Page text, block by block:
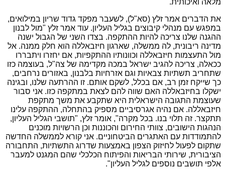
מלאה ואיכותית.
את הדברים אמר זלץ (סא"ל), לשעבר מפקד גדוד שריון במילואים,
במפגש עם מנהלי קיבוצים בגליל העליון. עוד אמר זלץ "מול לבנון
ההגנה שלנו צריכה להיות ההתקפה. בצדו השני של הגבול ישנה
מדינה ריבונית, לה ממשלה, שארגון חיזבאללה הוא חלק ממנה. אל
מול התעצמות חיזבאללה וכוונותיו ההתקפיות, אם יחזרו ויתבררו
ככאלה, צריכה להגיב ישראל במכה מקדימה של צה"ל, בעוצמה כזו
שתחריב תשתיות צבאיות וגם אזרחיות בלבנון, באזורים נרחבים,
כך שייקח זמן רב, אם בכלל, לשקם אותם. זו ההרתעה שלנו, ובגינה
ישקלו בחיזבאללה האם שווה להם לצאת במתקפה כזו. אני סבור
שעוצמת התגובה הישראלית היא שתקבע את משך מתקפת
חיזבאללה. אם נהיה אגרסיביים מספיק בהתחלה, ההתקפה עלינו
תתקצר. זה תלוי בנו. בכל מקרה", אומר זלץ, "תושבי הגליל העליון,
הנהגות הישובים, צוותי החירום והכוננות וכן הרשויות מוכנים
להתמודדות עם האתגרים הביטחוניים. אני קורא לממשלה החדשה
שתקום לפעול לחיזוק הצפון באמצעות שדרוג התשתיות, התחבורה
הציבורית, שירותי הבריאות והפיתוח הכלכלי שהם המגנט למעבר
אלפי תושבים נוספים לגליל העליון".